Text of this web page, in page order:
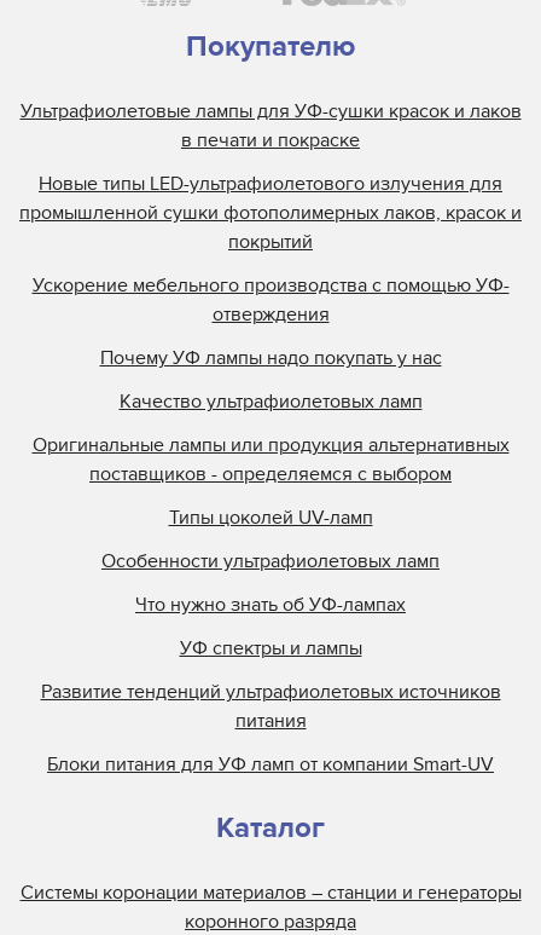
Покупателю
Ультрафиолетовые лампы для УФ-сушки красок и лаков
в печати и покраске
Новые типы LED-ультрафиолетового излучения для
промышленной сушки фотополимерных лаков, красок и
покрытий
Ускорение мебельного производства с помощью УФ-
отверждения
Почему УФ лампы надо покупать у нас
Качество ультрафиолетовых ламп
Оригинальные лампы или продукция альтернативных
поставщиков - определяемся с выбором
Типы цоколей UV-ламп
Особенности ультрафиолетовых ламп
Что нужно знать об УФ-лампах
УФ спектры и лампы
Развитие тенденций ультрафиолетовых источников
питания
Блоки питания для УФ ламп от компании Smart-UV
Каталог
Системы коронации материалов – станции и генераторы
коронного разряда